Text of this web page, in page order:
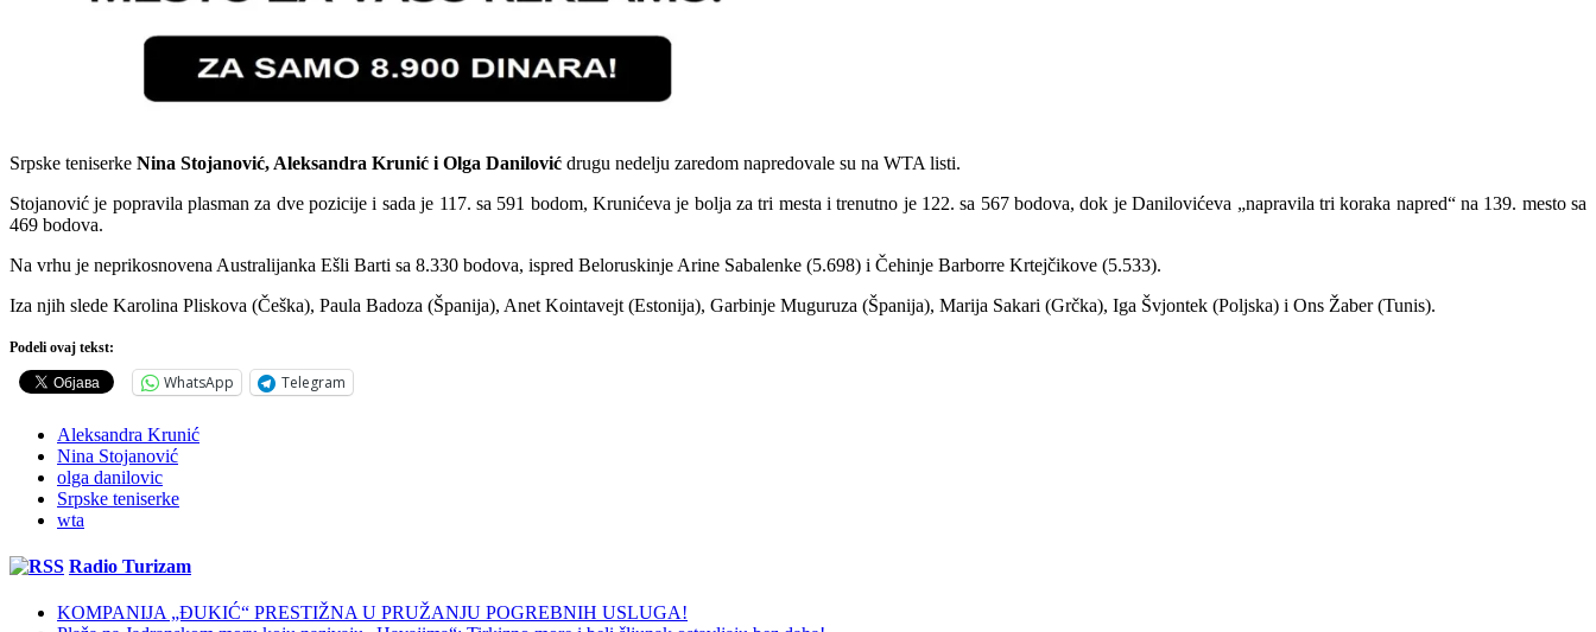
Srpske teniserke Nina Stojanović, Aleksandra Krunić i Olga Danilović drugu nedelju zaredom napredovale su na WTA listi.
Stojanović je popravila plasman za dve pozicije i sada je 117. sa 591 bodom, Krunićeva je bolja za tri mesta i trenutno je 122. sa 567 bodova, dok je Danilovićeva „napravila tri koraka napred“ na 139. mesto sa
469 bodova.
Na vrhu je neprikosnovena Australijanka Ešli Barti sa 8.330 bodova, ispred Beloruskinje Arine Sabalenke (5.698) i Čehinje Barborre Krtejčikove (5.533).
Iza njih slede Karolina Pliskova (Češka), Paula Badoza (Španija), Anet Kointavejt (Estonija), Garbinje Muguruza (Španija), Marija Sakari (Grčka), Iga Švjontek (Poljska) i Ons Žaber (Tunis).
Podeli ovaj tekst:
WhatsApp Telegram
Aleksandra Krunić
Nina Stojanović
olga danilovic
Srpske teniserke
wta
Radio Turizam
KOMPANIJA „ĐUKIĆ“ PRESTIŽNA U PRUŽANJU POGREBNIH USLUGA!